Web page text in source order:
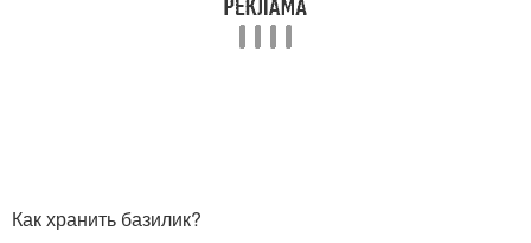
Как хранить базилик?